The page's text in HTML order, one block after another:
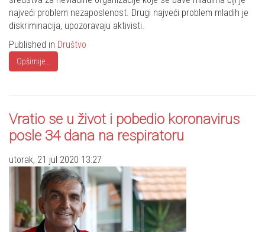
najveći problem nezaposlenost. Drugi najveći problem mladih je
diskriminacija, upozoravaju aktivisti.
Published in Društvo
Opširnije...
Vratio se u život i pobedio koronavirus
posle 34 dana na respiratoru
utorak, 21 jul 2020 13:27